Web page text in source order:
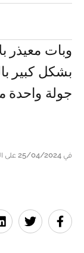
وبات معيذر
بشكل كبير
جولة واحدة
في 25/04/2024 على الساعة 11:35